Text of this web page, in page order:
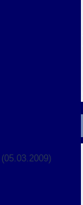
(05.03.2009)